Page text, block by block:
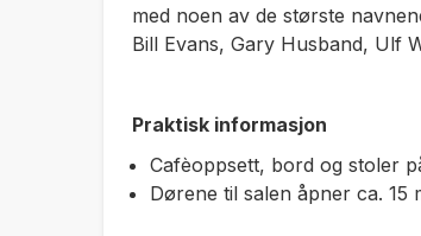
med noen av de største
Bill Evans, Gary Husband, Ulf
Praktisk informasjon
Cafèoppsett, bord og stoler
Dørene til salen åpner ca.